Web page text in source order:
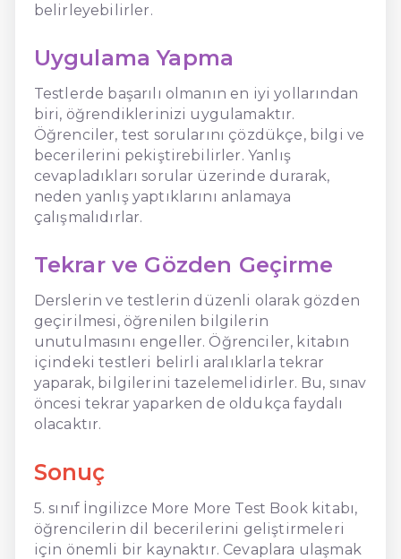
belirleyebilirler.
Uygulama Yapma
Testlerde başarılı olmanın en iyi yollarından
biri, öğrendiklerinizi uygulamaktır.
Öğrenciler, test sorularını çözdükçe, bilgi ve
becerilerini pekiştirebilirler. Yanlış
cevapladıkları sorular üzerinde durarak,
neden yanlış yaptıklarını anlamaya
çalışmalıdırlar.
Tekrar ve Gözden Geçirme
Derslerin ve testlerin düzenli olarak gözden
geçirilmesi, öğrenilen bilgilerin
unutulmasını engeller. Öğrenciler, kitabın
içindeki testleri belirli aralıklarla tekrar
yaparak, bilgilerini tazelemelidirler. Bu, sınav
öncesi tekrar yaparken de oldukça faydalı
olacaktır.
Sonuç
5. sınıf İngilizce More More Test Book kitabı,
öğrencilerin dil becerilerini geliştirmeleri
için önemli bir kaynaktır. Cevaplara ulaşmak